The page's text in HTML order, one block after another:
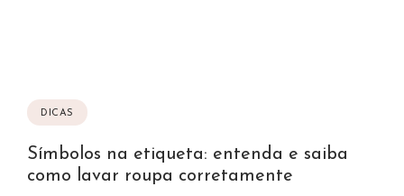
DICAS
Símbolos na etiqueta: entenda e saiba
como lavar roupa corretamente